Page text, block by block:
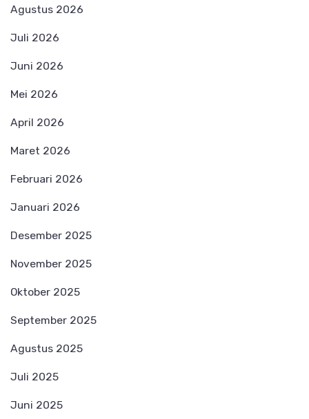
Agustus 2026
Juli 2026
Juni 2026
Mei 2026
April 2026
Maret 2026
Februari 2026
Januari 2026
Desember 2025
November 2025
Oktober 2025
September 2025
Agustus 2025
Juli 2025
Juni 2025